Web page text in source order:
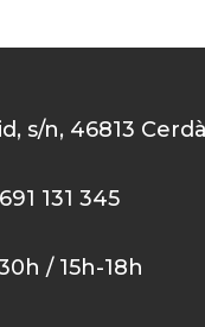
s/n, 46813
131 345
/ 15h-18h